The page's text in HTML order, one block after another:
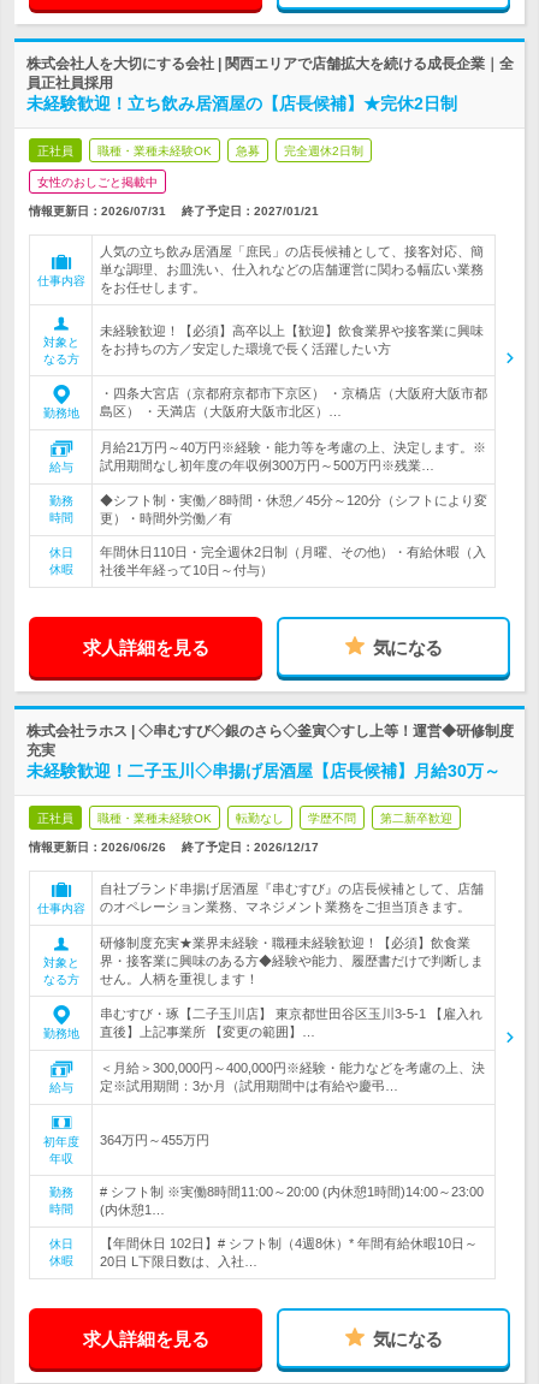
株式会社人を大切にする会社 | 関西エリアで店舗拡大を続ける成長企業｜全
員正社員採用
未経験歓迎！立ち飲み居酒屋の【店長候補】★完休2日制
正社員 職種・業種未経験OK 急募 完全週休2日制
女性のおしごと掲載中
情報更新日：2026/07/31 終了予定日： 2027/01/21
仕事内容
人気の立ち飲み居酒屋「庶民」の店長候補として、接客対応、簡
単な調理、お皿洗い、仕入れなどの店舗運営に関わる幅広い業務
をお任せします。
対象と
なる方
未経験歓迎！【必須】高卒以上【歓迎】飲食業界や接客業に興味
をお持ちの方／安定した環境で長く活躍したい方
勤務地
・四条大宮店（京都府京都市下京区） ・京橋店（大阪府大阪市都
島区） ・天満店（大阪府大阪市北区）…
給与
月給21万円～40万円※経験・能力等を考慮の上、決定します。※
試用期間なし初年度の年収例300万円～500万円※残業…
勤務
時間
◆シフト制・実働／8時間・休憩／45分～120分（シフトにより変
更）・時間外労働／有
休日
休暇
年間休日110日・完全週休2日制（月曜、その他）・有給休暇（入
社後半年経って10日～付与）
求人詳細を見る 気になる
株式会社ラホス | ◇串むすび◇銀のさら◇釜寅◇すし上等！運営◆研修制度
充実
未経験歓迎！二子玉川◇串揚げ居酒屋【店長候補】月給30万～
正社員 職種・業種未経験OK 転勤なし 学歴不問 第二新卒歓迎
情報更新日：2026/06/26 終了予定日： 2026/12/17
仕事内容
自社ブランド串揚げ居酒屋『串むすび』の店長候補として、店舗
のオペレーション業務、マネジメント業務をご担当頂きます。
対象と
なる方
研修制度充実★業界未経験・職種未経験歓迎！【必須】飲食業
界・接客業に興味のある方◆経験や能力、履歴書だけで判断しま
せん。人柄を重視します！
勤務地
串むすび・琢【二子玉川店】 東京都世田谷区玉川3-5-1 【雇入れ
直後】上記事業所 【変更の範囲】…
給与
＜月給＞300,000円～400,000円※経験・能力などを考慮の上、決
定※試用期間：3か月（試用期間中は有給や慶弔…
初年度
年収
364万円～455万円
勤務
時間
# シフト制 ※実働8時間11:00～20:00 (内休憩1時間)14:00～23:00
(内休憩1…
休日
休暇
【年間休日 102日】# シフト制（4週8休）* 年間有給休暇10日～
20日 L下限日数は、入社…
求人詳細を見る 気になる